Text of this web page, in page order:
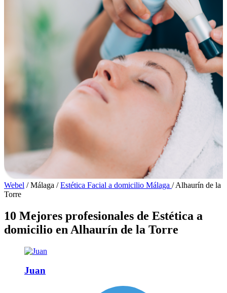
Webel / Málaga / Estética Facial a domicilio Málaga / Alhaurín de la
Torre
10 Mejores profesionales de Estética a
domicilio en Alhaurín de la Torre
Juan